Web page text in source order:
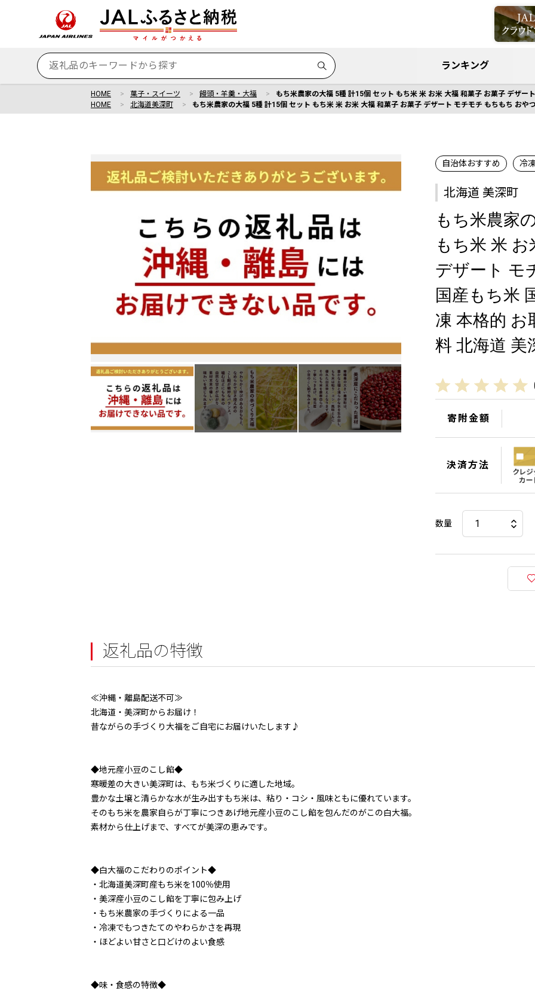
ランキング
HOME 菓子・スイーツ 饅頭・羊羹・大福
もち米農家の大福 5種 計15個 セット もち米 米 お米 大福 和菓子 お菓子 デザ
HOME
北海道美深町 もち米農家の大福 5種 計15個 セット もち米 米 お米 大福 和菓子 お菓子 デザート モチモチ もちもち お
自治体おすすめ 冷
北海道 美深町
もち米農家
もち米 米
デザート モ
国産もち米
凍 本格的 お
料 北海道 美
寄附金額
決済方法
数量
返礼品の特徴
≪沖縄・離島配送不可≫
北海道・美深町からお届け！
昔ながらの手づくり大福をご自宅にお届けいたします♪
◆地元産小豆のこし餡◆
寒暖差の大きい美深町は、もち米づくりに適した地域。
豊かな土壌と清らかな水が生み出すもち米は、粘り・コシ・風味ともに優れています。
そのもち米を農家自らが丁寧につきあげ地元産小豆のこし餡を包んだのがこの白大福。
素材から仕上げまで、すべてが美深の恵みです。
◆白大福のこだわりのポイント◆
・北海道美深町産もち米を100％使用
・美深産小豆のこし餡を丁寧に包み上げ
・もち米農家の手づくりによる一品
・冷凍でもつきたてのやわらかさを再現
・ほどよい甘さと口どけのよい食感
◆味・食感の特徴◆